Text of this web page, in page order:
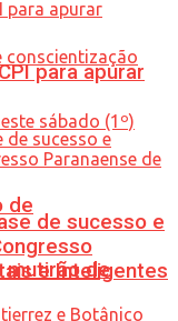
de
mutirão de
para apurar
de sucesso e
e Inteligentes